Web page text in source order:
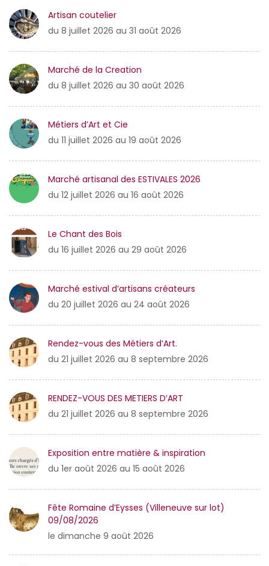
Artisan coutelier
du 8 juillet 2026 au 31 août 2026
Marché de la Creation
du 8 juillet 2026 au 30 août 2026
Métiers d’Art et Cie
du 11 juillet 2026 au 19 août 2026
Marché artisanal des ESTIVALES 2026
du 12 juillet 2026 au 16 août 2026
Le Chant des Bois
du 16 juillet 2026 au 29 août 2026
Marché estival d’artisans créateurs
du 20 juillet 2026 au 24 août 2026
Rendez-vous des Métiers d’Art.
du 21 juillet 2026 au 8 septembre 2026
RENDEZ-VOUS DES METIERS D’ART
du 21 juillet 2026 au 8 septembre 2026
Exposition entre matière & inspiration
du 1er août 2026 au 15 août 2026
Fête Romaine d’Eysses (Villeneuve sur lot)
09/08/2026
le dimanche 9 août 2026